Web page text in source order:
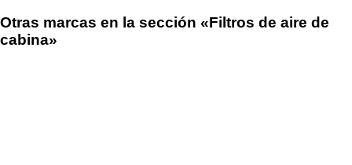
Otras marcas en la sección «Filtros de aire de
cabina»